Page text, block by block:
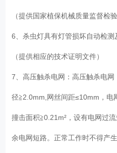
（提供国家植保机械质量监督检
6、杀虫灯具有灯管损坏自动检测
（提供相应的技术证明文件）
7、高压触杀电网：高压触杀电
径≧2.0mm,网丝间距≤10mm，电
撞击面积≧0.21m²，设有电网过
余电网短路。正常工作时不得产